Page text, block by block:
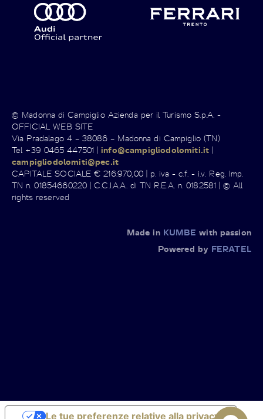
© Madonna di Campiglio Azienda per il Turismo S.p.A. -
OFFICIAL WEB SITE
Via Pradalago 4 – 38086 – Madonna di Campiglio (TN)
Tel +39 0465 447501 |info@campigliodolomiti.it |
campigliodolomiti@pec.it
CAPITALE SOCIALE € 216.970,00 | p. iva - c.f. - i.v. Reg. Imp.
TN n. 01854660220 | C.C.I.A.A. di TN R.E.A. n. 0182581 | © All
rights reserved
Made in KUMBE with passion
Powered by FERATEL
Le tue preferenze relative alla privacy